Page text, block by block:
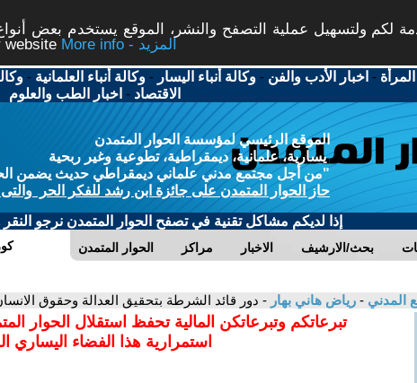
لكم ولتسهيل عملية التصفح والنشر، الموقع يستخدم بعض
website
More info - المزيد
- اخبار الأدب والفن -وكالة أنباء اليسار -وكالة أنباء العلمانية -
الاقتصاد - اخبار الطب والعلوم
الموقع الرئيسي لمؤسسة الحوار المتمدن
يسارية، علمانية، ديمقراطية، تطوعية وغير ربحية
"من أجل مجتمع مدني علماني ديمقراطي حديث يضمن
حاز الحوار المتمدن على جائزة ابن رشد للفكر الحر والتى
إذا لديكم مشاكل تقنية في تصفح الحوار المتمدن نرجو النقر
الحوار المتمدن مراكز الاخبار بحث/الارشيف
المدني - رياض هاني بهار - دور قائد الشرطة بتحقيق العدالة وحقوق
تبرعاتكم وتبرعاتكن المالية تحفظ استقلال الحوار
استمرارية هذا الفضاء اليساري